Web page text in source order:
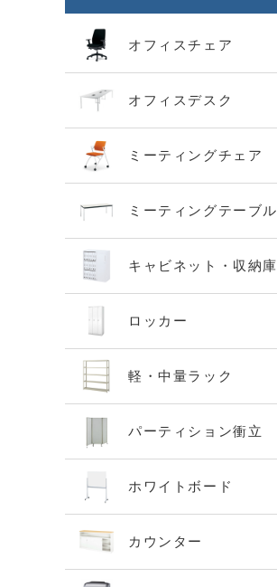
オフィスチェア
オフィスデスク
ミーティングチェア
ミーティングテーブル
キャビネット・収納庫
ロッカー
軽・中量ラック
パーティション衝立
ホワイトボード
カウンター